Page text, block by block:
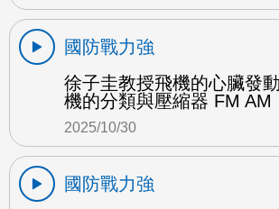
國防戰力強
徐子圭教授飛機的心臟發
機的分類與壓縮器 FM AM
2025/10/30
國防戰力強